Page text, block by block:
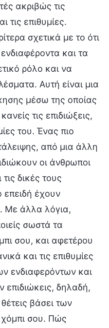
ακριβώς τις
τις επιθυμίες.
σχετικά με το ότι
και τα
ρόλο και να
Αυτή είναι μια
μέσω της οποίας
τις επιδιώξεις,
του. Ένας πιο
από μια άλλη
οι άνθρωποι
δικές τους
επειδή έχουν
Με άλλα λόγια,
σωστά τα
σου, και αφετέρου
και τις επιθυμίες
ενδιαφερόντων και
επιδιώκεις, δηλαδή,
βάσει των
σου. Πώς